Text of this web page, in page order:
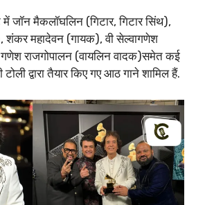
February 4,
में जॉन मैकलॉघलिन (गिटार, गिटार सिंथ),
शंकर महादेवन (गायक), वी सेल्वागणेश
राजगोपालन (वायलिन वादक)समेत कई
द्वारा तैयार किए गए आठ गाने शामिल हैं.